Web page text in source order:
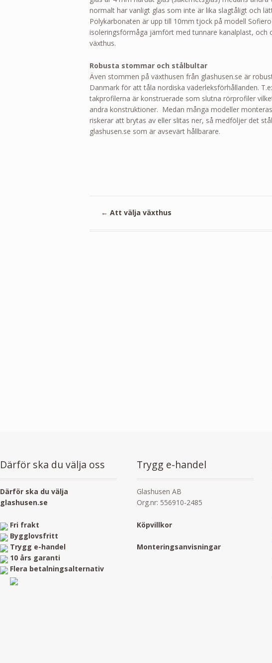
normalt har vanligt glas som inte är lika slagtåligt och
Polykarbonaten är upp till 10mm tjock på modell
isoleringsförmåga jämfört med tunnare kanalplast, och
växthus.
Robusta stommar och stålbultar
Även stommen på växthusen från glashusen.se är
Danmark för att tåla nordiska väderleksförhållanden.
takprofilerna är konstruerade som slutna rörprofiler
andra konstruktioner. Medan många modeller
riskerar att brytas av eller slitas ner, så medföljer det
glashusen.se som är avsevärt hållbarare.
← Att välja växthus
Därför ska du välja oss
Därför ska du välja
glashusen.se
Fri frakt
Bygglovsfritt
Trygg e-handel
10 års garanti
Flera betalningsalternativ
Trygg e-handel
Glashusen AB
Org.nr: 556910-2485
Köpvillkor
Monteringsanvisningar